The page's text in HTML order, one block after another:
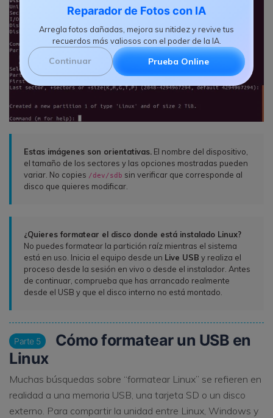
Reparador de Fotos con IA
Arregla fotos dañadas, mejora su nitidez y revive tus
recuerdos más valiosos con el poder de la IA.
Continuar Prueba Online
Estas imágenes son orientativas. El nombre del dispositivo,
el tamaño de los sectores y las opciones mostradas pueden
variar. No copies /dev/sdb sin verificar que corresponde al
disco que quieres modificar.
¿Quieres formatear el disco donde está instalado Linux?
No puedes formatear la partición raíz mientras el sistema
está en uso. Inicia el equipo desde un Live USB y realiza el
proceso desde la sesión en vivo o desde el instalador. Antes
de continuar, comprueba que has arrancado realmente
desde el USB y que el disco interno no está montado.
Parte 5
Cómo formatear un USB en
Linux
Muchas búsquedas sobre “formatear Linux” se refieren en
realidad a una memoria USB, una tarjeta SD o un disco
externo. Para compartir la unidad entre Linux, Windows y